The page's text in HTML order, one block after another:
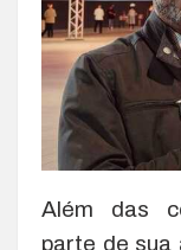
Além das
parte de sua